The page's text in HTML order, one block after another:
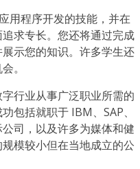
用程序开发的技能，并在
求专长。您还将通过完成
示您的知识。许多学生还
。
行业从事广泛职业所需的
包括就职于 IBM、SAP、
司，以及许多为媒体和健
模较小但在当地成立的公